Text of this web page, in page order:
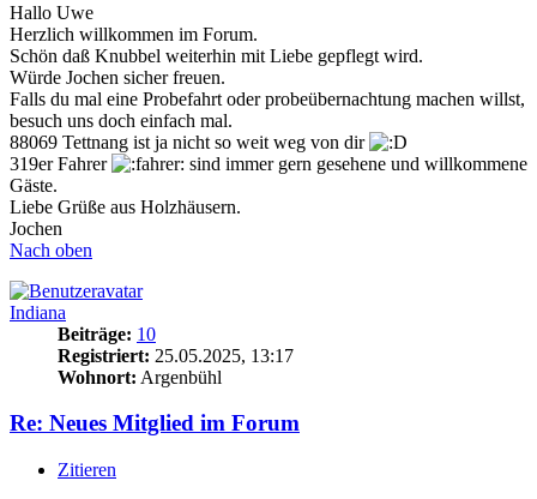
Hallo Uwe
Herzlich willkommen im Forum.
Schön daß Knubbel weiterhin mit Liebe gepflegt wird.
Würde Jochen sicher freuen.
Falls du mal eine Probefahrt oder probeübernachtung machen willst,
besuch uns doch einfach mal.
88069 Tettnang ist ja nicht so weit weg von dir
319er Fahrer
sind immer gern gesehene und willkommene
Gäste.
Liebe Grüße aus Holzhäusern.
Jochen
Nach oben
Indiana
Beiträge: 10
Registriert: 25.05.2025, 13:17
Wohnort: Argenbühl
Re: Neues Mitglied im Forum
Zitieren